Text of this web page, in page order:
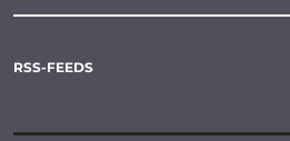
RSS-FEEDS